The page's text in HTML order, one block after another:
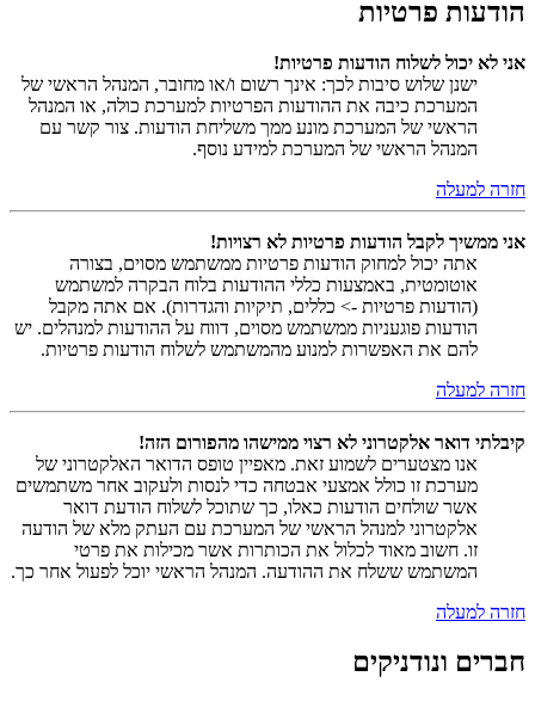
הודעות פרטיות
אני לא יכול לשלוח הודעות פרטיות!
ישנן שלוש סיבות לכך: אינך רשום ו/או מחובר, המנהל הראשי של
המערכת כיבה את ההודעות הפרטיות למערכת כולה, או המנהל
הראשי של המערכת מונע ממך משליחת הודעות. צור קשר עם
המנהל הראשי של המערכת למידע נוסף.
חזרה למעלה
אני ממשיך לקבל הודעות פרטיות לא רצויות!
אתה יכול למחוק הודעות פרטיות ממשתמש מסוים, בצורה
אוטומטית, באמצעות כללי ההודעות בלוח הבקרה למשתמש
(הודעות פרטיות -> כללים, תיקיות והגדרות). אם אתה מקבל
הודעות פוגעניות ממשתמש מסוים, דווח על ההודעות למנהלים. יש
להם את האפשרות למנוע מהמשתמש לשלוח הודעות פרטיות.
חזרה למעלה
קיבלתי דואר אלקטרוני לא רצוי ממישהו מהפורום הזה!
אנו מצטערים לשמוע זאת. מאפיין טופס הדואר האלקטרוני של
מערכת זו כולל אמצעי אבטחה כדי לנסות ולעקוב אחר משתמשים
אשר שולחים הודעות כאלו, כך שתוכל לשלוח הודעת דואר
אלקטרוני למנהל הראשי של המערכת עם העתק מלא של הודעה
זו. חשוב מאוד לכלול את הכותרות אשר מכילות את פרטי
המשתמש ששלח את ההודעה. המנהל הראשי יוכל לפעול אחר כך.
חזרה למעלה
חברים ונודניקים